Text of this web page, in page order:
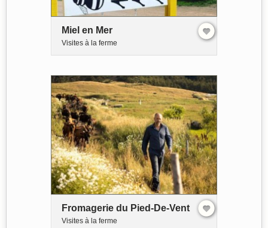
Miel en Mer
Visites à la ferme
Fromagerie du Pied-De-Vent
Visites à la ferme